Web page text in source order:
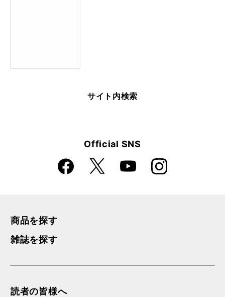
サイト内検索
Official SNS
Faceboo
k
X YouTube Instagra
m
商品を探す
雑誌を探す
読者の皆様へ